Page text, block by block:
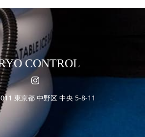
CONTROL
東京都 中野区 中央 5-8-11